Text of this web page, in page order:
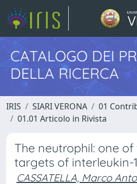
CATALOGO DEI
DELLA RICERCA
IRIS SIARI VERONA
01
01.01 Articolo in Rivista
The neutrophil: one
targets of interleukin-
CASSATELLA, Marco